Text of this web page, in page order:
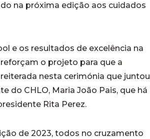
na próxima edição aos cuidados
e os resultados de excelência na
o projeto para que a
nesta cerimónia que juntou
do CHLO, Maria João Pais, que há
Rita Perez.
de 2023, todos no cruzamento